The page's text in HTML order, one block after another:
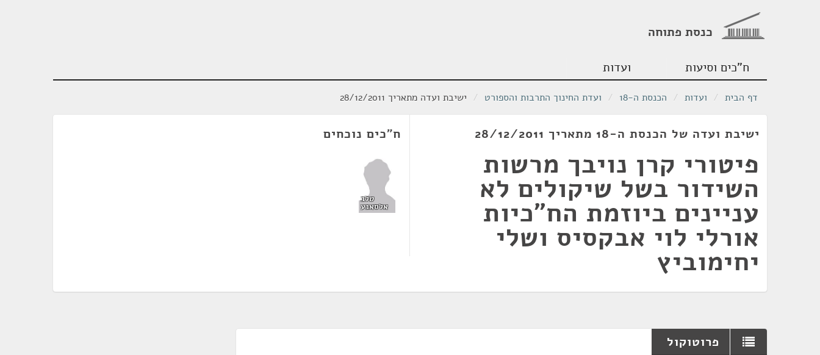
כנסת פתוחה
ח"כים וסיעות ועדות
דף הבית / ועדות / הכנסת ה-18 / ועדת החינוך התרבות והספורט / ישיבת ועדה מתאריך 28/12/2011
ישיבת ועדה של הכנסת ה-18 מתאריך 28/12/2011
פיטורי קרן נויבך מרשות
השידור בשל שיקולים לא
עניינים ביוזמת הח"כיות
אורלי לוי אבקסיס ושלי
יחימוביץ
ח"כים נוכחים
טלב
אלסאנע
פרוטוקול